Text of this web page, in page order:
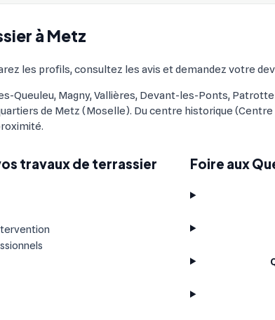
à Metz
les profils, consultez les avis et demandez votre
Queuleu, Magny, Vallières, Devant-les-Ponts,
de Metz (Moselle). Du centre historique
travaux de terrassier
Foire aux